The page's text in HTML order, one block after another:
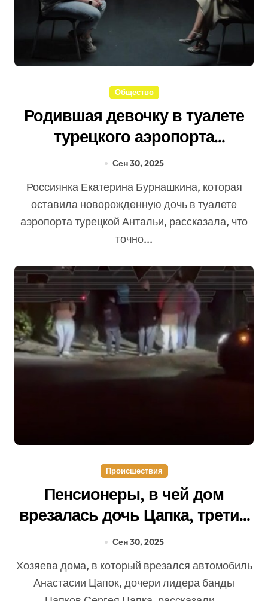
Общество
Родившая девочку в туалете
турецкого аэропорта
россиянка высказалась о ее
отце
Сен 30, 2025
Россиянка Екатерина Бурнашкина, которая
оставила новорожденную дочь в туалете
аэропорта турецкой Антальи, рассказала, что
точно...
Происшествия
Пенсионеры, в чей дом
врезалась дочь Цапка, третий
день живут без стены и света
Сен 30, 2025
Хозяева дома, в который врезался автомобиль
Анастасии Цапок, дочери лидера банды